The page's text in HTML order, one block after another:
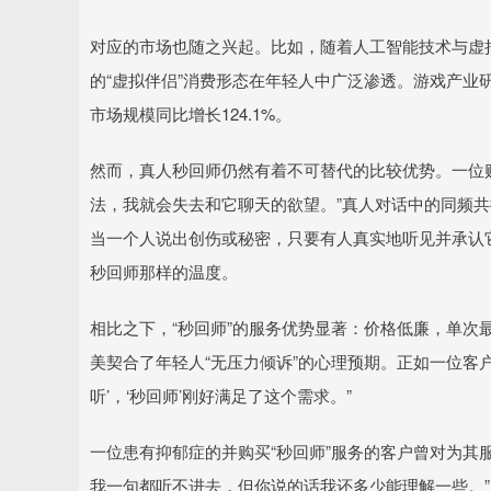
对应的市场也随之兴起。比如，随着人工智能技术与
的“虚拟伴侣”消费形态在年轻人中广泛渗透。游戏产
市场规模同比增长124.1%。
然而，真人秒回师仍然有着不可替代的比较优势。一
法，我就会失去和它聊天的欲望。”真人对话中的同频
当一个人说出创伤或秘密，只要有人真实地听见并承
秒回师那样的温度。
相比之下，“秒回师”的服务优势显著：价格低廉，单
美契合了年轻人“无压力倾诉”的心理预期。正如一位
听’，‘秒回师’刚好满足了这个需求。”
一位患有抑郁症的并购买“秒回师”服务的客户曾对为
我一句都听不进去，但你说的话我还多少能理解一些。”